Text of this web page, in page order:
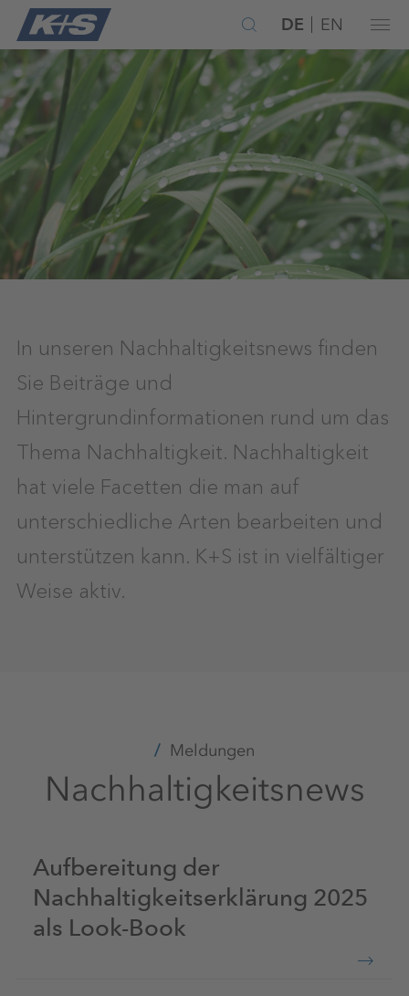
DE EN
In unseren Nachhaltigkeitsnews finden
Sie Beiträge und
Hintergrundinformationen rund um das
Thema Nachhaltigkeit. Nachhaltigkeit
hat viele Facetten die man auf
unterschiedliche Arten bearbeiten und
unterstützen kann. K+S ist in vielfältiger
Weise aktiv.
Meldungen
Nachhaltigkeitsnews
Aufbereitung der
Nachhaltigkeitserklärung 2025
als Look-Book